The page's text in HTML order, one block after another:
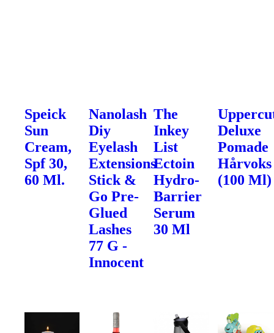
Speick
Sun
Cream,
Spf 30,
60 Ml.
Nanolash
Diy
Eyelash
Extensions
Stick &
Go Pre-
Glued
Lashes
77 G -
Innocent
The
Inkey
List
Ectoin
Hydro-
Barrier
Serum
30 Ml
Deluxe
Pomade
Hårvoks
(100 Ml)